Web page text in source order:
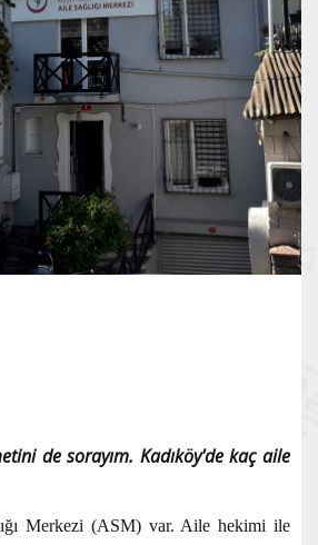
de sorayım. Kadıköy'de kaç aile
Merkezi (ASM) var. Aile hekimi ile